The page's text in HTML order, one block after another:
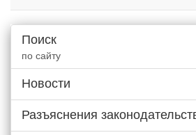
Поиск
по сайту
Новости
Разъяснения